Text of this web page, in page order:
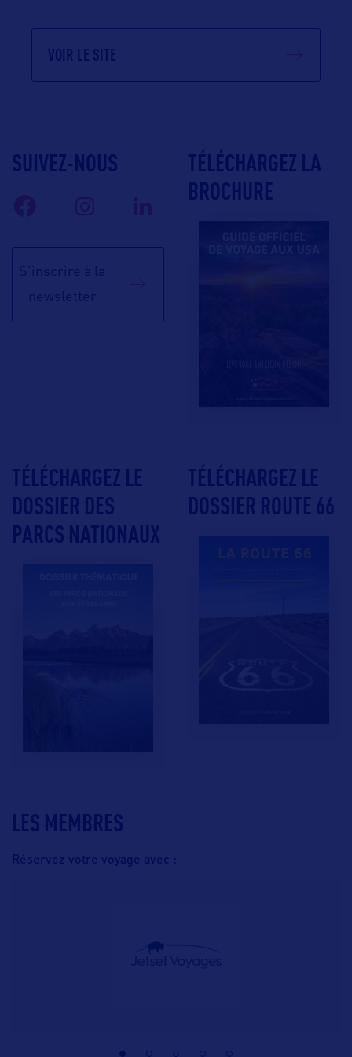
VOIR LE SITE
LES MEMBRES
Réservez votre voyage avec :
SUIVEZ-NOUS
S'inscrire à la
newsletter
TÉLÉCHARGEZ LA
BROCHURE
TÉLÉCHARGEZ LE
DOSSIER DES
PARCS NATIONAUX
TÉLÉCHARGEZ LE
DOSSIER ROUTE 66